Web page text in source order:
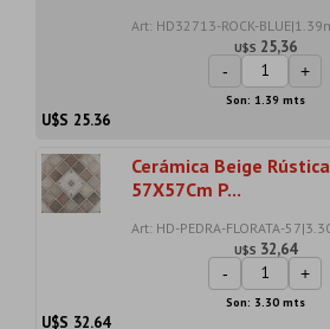
Art: HD32713-ROCK-
U$S 25,36
- +
Son: 1.39 mts
U$S 25.36
Cerámica Beige
57X57Cm P...
Art: HD-PEDRA-FLORATA-
U$S 32,64
- +
Son: 3.30 mts
U$S 32.64